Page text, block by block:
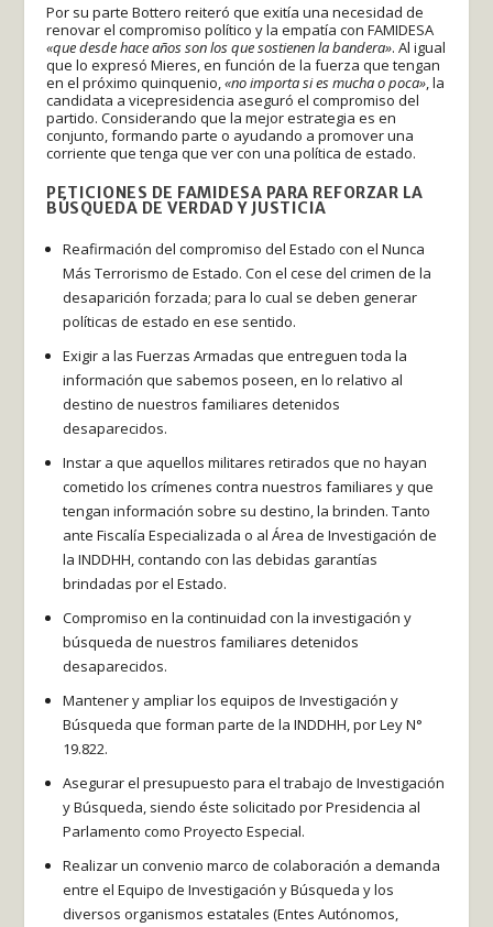
Por su parte Bottero reiteró que exitía una necesidad de
renovar el compromiso político y la empatía con FAMIDESA
«que desde hace años son los que sostienen la bandera». Al igual
que lo expresó Mieres, en función de la fuerza que tengan
en el próximo quinquenio,«no importa si es mucha o poca», la
candidata a vicepresidencia aseguró el compromiso del
partido. Considerando que la mejor estrategia es en
conjunto, formando parte o ayudando a promover una
corriente que tenga que ver con una política de estado.
PETICIONES DE FAMIDESA PARA REFORZAR LA
BÚSQUEDA DE VERDAD Y JUSTICIA
Reafirmación del compromiso del Estado con el Nunca
Más Terrorismo de Estado. Con el cese del crimen de la
desaparición forzada; para lo cual se deben generar
políticas de estado en ese sentido.
Exigir a las Fuerzas Armadas que entreguen toda la
información que sabemos poseen, en lo relativo al
destino de nuestros familiares detenidos
desaparecidos.
Instar a que aquellos militares retirados que no hayan
cometido los crímenes contra nuestros familiares y que
tengan información sobre su destino, la brinden. Tanto
ante Fiscalía Especializada o al Área de Investigación de
la INDDHH, contando con las debidas garantías
brindadas por el Estado.
Compromiso en la continuidad con la investigación y
búsqueda de nuestros familiares detenidos
desaparecidos.
Mantener y ampliar los equipos de Investigación y
Búsqueda que forman parte de la INDDHH, por Ley N°
19.822.
Asegurar el presupuesto para el trabajo de Investigación
y Búsqueda, siendo éste solicitado por Presidencia al
Parlamento como Proyecto Especial.
Realizar un convenio marco de colaboración a demanda
entre el Equipo de Investigación y Búsqueda y los
diversos organismos estatales (Entes Autónomos,